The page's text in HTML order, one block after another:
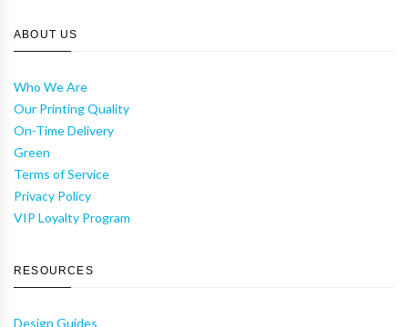
ABOUT US
Who We Are
Our Printing Quality
On-Time Delivery
Green
Terms of Service
Privacy Policy
VIP Loyalty Program
RESOURCES
Design Guides